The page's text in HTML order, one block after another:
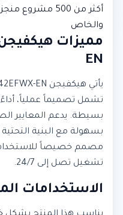
أكثر من 500
والخاص
EN
تشمل تصميماً عملياً،
بسيطة. يدعم المعايير
بسهولة مع البنية
مصمم خصيصاً للاستخدام
تشغيل تصل إلى 24/7.
الاستخدامات